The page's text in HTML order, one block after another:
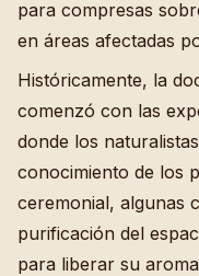
para compresas
en áreas afectadas
Históricamente, la
comenzó con las
donde los
conocimiento de los
ceremonial, algunas
purificación del
para liberar su